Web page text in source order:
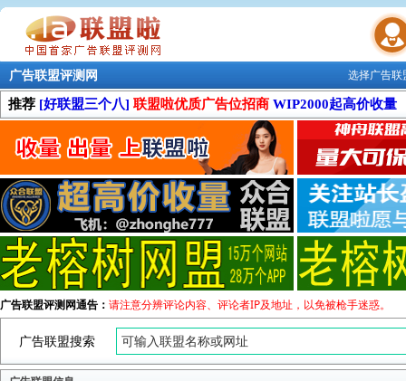
联盟学院
选择广告
广告联盟评测网
推荐 [好联盟三个八] 联盟啦优质广告位招商 WIP2000起高价收量
广告联盟评测网通告： 请注意分辨评论内容、评论者IP及地址，以免被枪手迷惑。
广告联盟搜索